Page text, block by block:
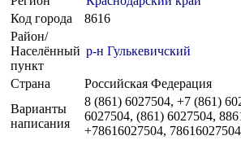
Код города
8616
Район/
Населённый
пункт
р-н Гулькевичский
Страна
Российская Федерация
Варианты
написания
8 (861) 6027504, +7 (861)
6027504, (861) 6027504,
+78616027504,